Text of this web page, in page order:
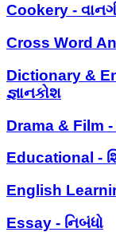
Cookery -
Cross Word
Dictionary &
જ્ઞાનકોશ
Drama & Film -
Educational -
English
Essay - નિબંધો